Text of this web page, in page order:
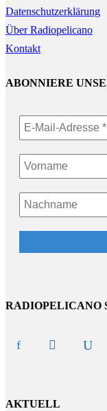
Datenschutzerklärung
Über Radiopelicano
Kontakt
ABONNIERE
RADIOPELICANO
AKTUELL